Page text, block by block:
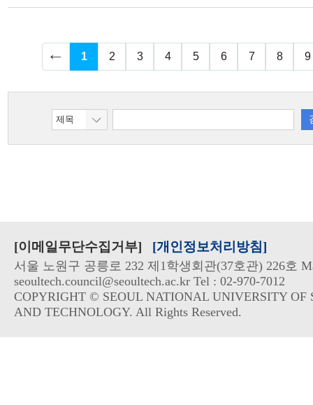
1 2 3 4 5 6 7 8 9
[이메일무단수집거부] [개인정보처리방침]
서울 노원구 공릉로 232 제1학생회관(37호관) 226호
seoultech.council@seoultech.ac.kr Tel : 02-970-7012
COPYRIGHT © SEOUL NATIONAL UNIVERSITY OF
AND TECHNOLOGY. All Rights Reserved.